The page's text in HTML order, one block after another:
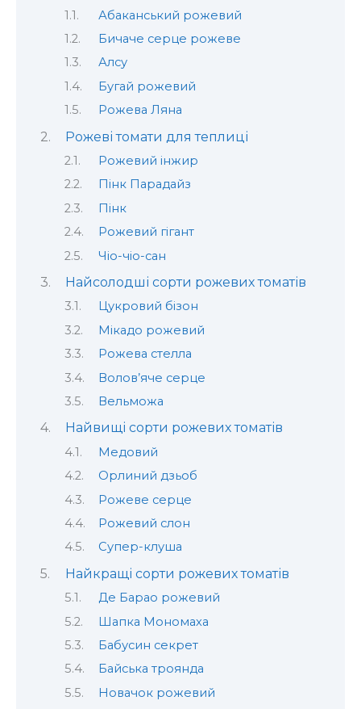
Абаканський рожевий
Бичаче серце рожеве
Алсу
Бугай рожевий
Рожева Ляна
Рожеві томати для теплиці
Рожевий інжир
Пінк Парадайз
Пінк
Рожевий гігант
Чіо-чіо-сан
Найсолодші сорти рожевих томатів
Цукровий бізон
Мікадо рожевий
Рожева стелла
Волов’яче серце
Вельможа
Найвищі сорти рожевих томатів
Медовий
Орлиний дзьоб
Рожеве серце
Рожевий слон
Супер-клуша
Найкращі сорти рожевих томатів
Де Барао рожевий
Шапка Мономаха
Бабусин секрет
Байська троянда
Новачок рожевий